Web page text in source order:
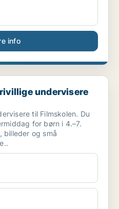
info
til kurs...
undervisere
til Filmskolen. Du
for børn i 4.–7.
billeder og små